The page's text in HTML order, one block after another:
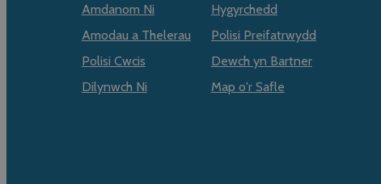
Amdanom Ni
Hygyrchedd
Amodau a Thelerau
Polisi Preifatrwydd
Polisi Cwcis
Dewch yn Bartner
Dilynwch Ni
Map o'r Safle